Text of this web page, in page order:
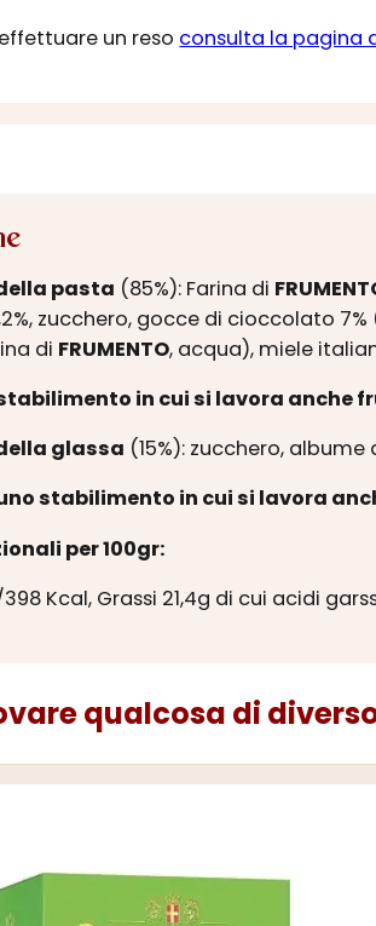
un reso consulta la pagina
pasta (85%): Farina di
zucchero, gocce di cioccolato
di FRUMENTO, acqua), miele
in cui si lavora anche
glassa (15%): zucchero, albume
stabilimento in cui si lavora
per 100gr:
Kcal, Grassi 21,4g di cui acidi
qualcosa di